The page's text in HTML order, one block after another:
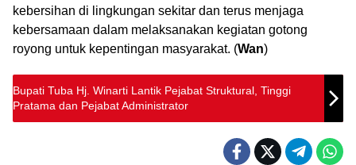
kebersihan di lingkungan sekitar dan terus menjaga
kebersamaan dalam melaksanakan kegiatan gotong
royong untuk kepentingan masyarakat. (Wan)
Bupati Tuba Hj. Winarti Lantik Pejabat Struktural, Tinggi
Pratama dan Pejabat Administrator